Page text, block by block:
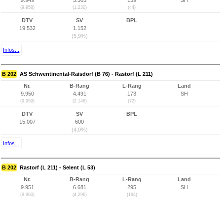
(9.958) (1.230) (44)
DTV
19.532
SV
1.152
(5,9%)
BPL
Infos...
B 202 AS Schwentinental-Raisdorf (B 76) - Rastorf (L 211)
Nr.
9.950
(9.959)
B-Rang
4.491
(2.146)
L-Rang
173
(72)
Land
SH
DTV
15.007
SV
600
(4,0%)
BPL
Infos...
B 202 Rastorf (L 211) - Selent (L 53)
Nr.
9.951
(9.960)
B-Rang
6.681
(4.296)
L-Rang
295
(194)
Land
SH